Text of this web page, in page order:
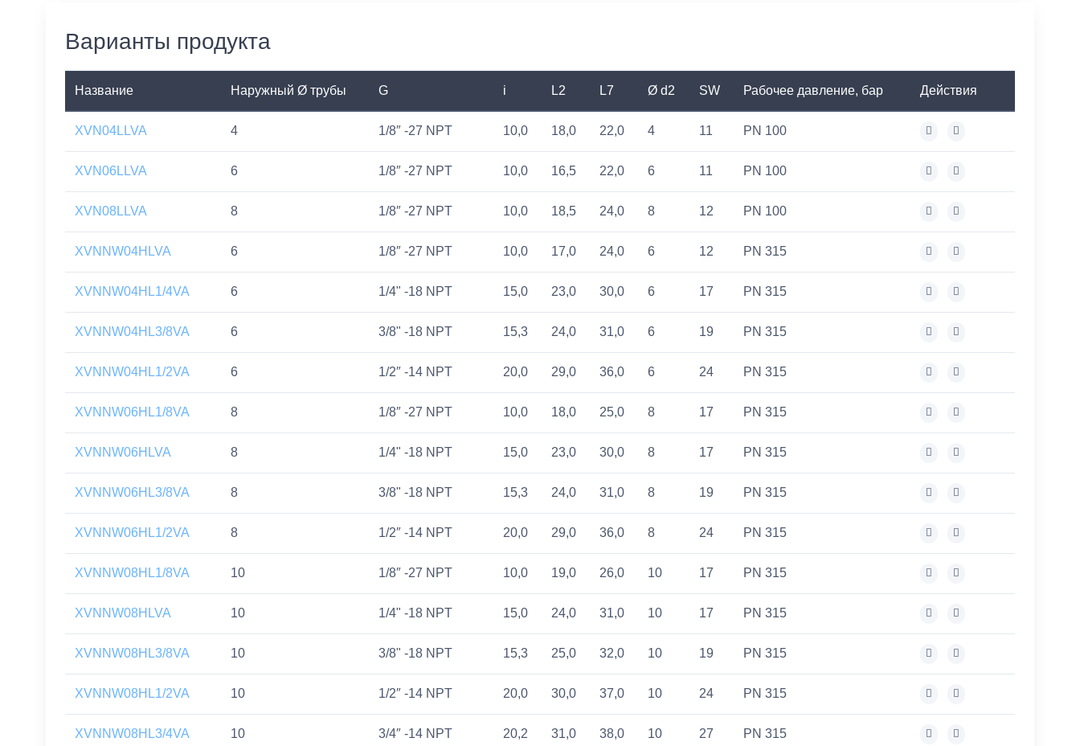
Варианты продукта
Название Наружный Ø трубы G i L2 L7 Ø d2 SW Рабочее давление, бар Действия
XVN04LLVA 4 1/8″ -27 NPT 10,0 18,0 22,0 4 11 PN 100
XVN06LLVA 6 1/8″ -27 NPT 10,0 16,5 22,0 6 11 PN 100
XVN08LLVA 8 1/8″ -27 NPT 10,0 18,5 24,0 8 12 PN 100
XVNNW04HLVA 6 1/8″ -27 NPT 10,0 17,0 24,0 6 12 PN 315
XVNNW04HL1/4VA 6 1/4" -18 NPT 15,0 23,0 30,0 6 17 PN 315
XVNNW04HL3/8VA 6 3/8" -18 NPT 15,3 24,0 31,0 6 19 PN 315
XVNNW04HL1/2VA 6 1/2″ -14 NPT 20,0 29,0 36,0 6 24 PN 315
XVNNW06HL1/8VA 8 1/8″ -27 NPT 10,0 18,0 25,0 8 17 PN 315
XVNNW06HLVA 8 1/4" -18 NPT 15,0 23,0 30,0 8 17 PN 315
XVNNW06HL3/8VA 8 3/8" -18 NPT 15,3 24,0 31,0 8 19 PN 315
XVNNW06HL1/2VA 8 1/2″ -14 NPT 20,0 29,0 36,0 8 24 PN 315
XVNNW08HL1/8VA 10 1/8″ -27 NPT 10,0 19,0 26,0 10 17 PN 315
XVNNW08HLVA 10 1/4" -18 NPT 15,0 24,0 31,0 10 17 PN 315
XVNNW08HL3/8VA 10 3/8" -18 NPT 15,3 25,0 32,0 10 19 PN 315
XVNNW08HL1/2VA 10 1/2″ -14 NPT 20,0 30,0 37,0 10 24 PN 315
XVNNW08HL3/4VA 10 3/4″ -14 NPT 20,2 31,0 38,0 10 27 PN 315